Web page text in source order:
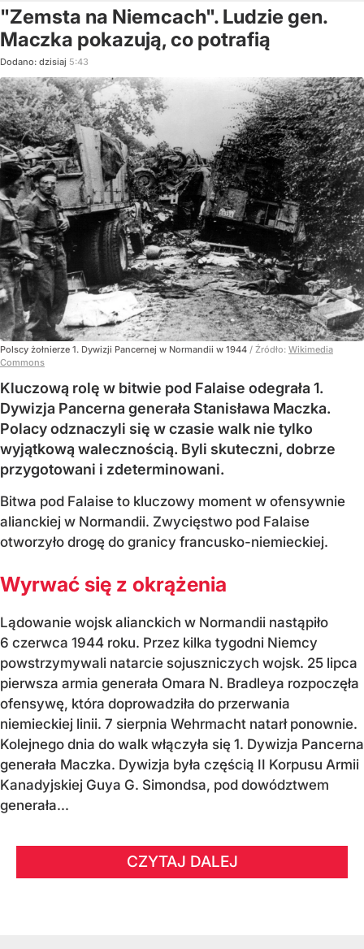
"Zemsta na Niemcach". Ludzie gen.
Maczka pokazują, co potrafią
Dodano: dzisiaj 5:43
Polscy żołnierze 1. Dywizji Pancernej w Normandii w 1944 / Źródło: Wikimedia
Commons
Kluczową rolę w bitwie pod Falaise odegrała 1.
Dywizja Pancerna generała Stanisława Maczka.
Polacy odznaczyli się w czasie walk nie tylko
wyjątkową walecznością. Byli skuteczni, dobrze
przygotowani i zdeterminowani.
Bitwa pod Falaise to kluczowy moment w ofensywnie
alianckiej w Normandii. Zwycięstwo pod Falaise
otworzyło drogę do granicy francusko-niemieckiej.
Wyrwać się z okrążenia
Lądowanie wojsk alianckich w Normandii nastąpiło
6 czerwca 1944 roku. Przez kilka tygodni Niemcy
powstrzymywali natarcie sojuszniczych wojsk. 25 lipca
pierwsza armia generała Omara N. Bradleya rozpoczęła
ofensywę, która doprowadziła do przerwania
niemieckiej linii. 7 sierpnia Wehrmacht natarł ponownie.
Kolejnego dnia do walk włączyła się 1. Dywizja Pancerna
generała Maczka. Dywizja była częścią II Korpusu Armii
Kanadyjskiej Guya G. Simondsa, pod dowództwem
generała...
CZYTAJ DALEJ